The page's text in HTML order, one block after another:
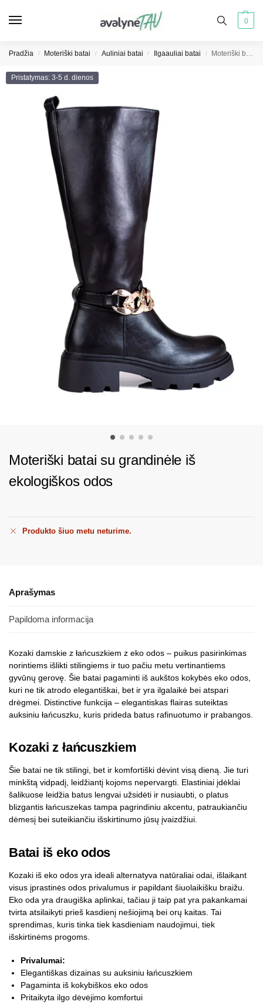
0
Pradžia / Moteriški batai / Auliniai batai / Ilgaauliai batai / Moteriški batai su grandinėle iš ekologiškos odos
Pristatymas: 3-5 d. dienos
Moteriški batai su grandinėle iš
ekologiškos odos
Produkto šiuo metu neturime.
Aprašymas
Papildoma informacija
Kozaki damskie z łańcuszkiem z eko odos – puikus pasirinkimas
norintiems išlikti stilingiems ir tuo pačiu metu vertinantiems
gyvūnų gerovę. Šie batai pagaminti iš aukštos kokybės eko odos,
kuri ne tik atrodo elegantiškai, bet ir yra ilgalaikė bei atspari
drėgmei. Distinctive funkcija – elegantiskas flairas suteiktas
auksiniu łańcuszku, kuris prideda batus rafinuotumo ir prabangos.
Kozaki z łańcuszkiem
Šie batai ne tik stilingi, bet ir komfortiški dėvint visą dieną. Jie turi
minkštą vidpadį, leidžiantį kojoms nepervargti. Elastiniai įdėklai
šalikuose leidžia batus lengvai užsidėti ir nusiaubti, o platus
blizgantis łańcuszekas tampa pagrindiniu akcentu, patraukiančiu
dėmesį bei suteikiančiu išskirtinumo jūsų įvaizdžiui.
Batai iš eko odos
Kozaki iš eko odos yra ideali alternatyva natūraliai odai, išlaikant
visus įprastinės odos privalumus ir papildant šiuolaikišku braižu.
Eko oda yra draugiška aplinkai, tačiau ji taip pat yra pakankamai
tvirta atsilaikyti prieš kasdienį nešiojimą bei orų kaitas. Tai
sprendimas, kuris tinka tiek kasdieniam naudojimui, tiek
išskirtinėms progoms.
Privalumai:
Elegantiškas dizainas su auksiniu łańcuszkiem
Pagaminta iš kokybiškos eko odos
Pritaikyta ilgo dėvėjimo komfortui